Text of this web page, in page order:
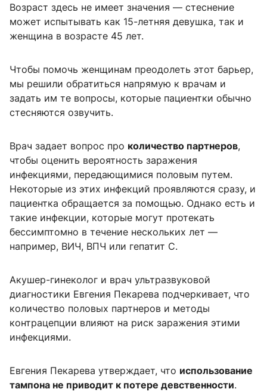
Возраст здесь не имеет значения — стеснение
может испытывать как 15-летняя девушка, так и
женщина в возрасте 45 лет.
Чтобы помочь женщинам преодолеть этот барьер,
мы решили обратиться напрямую к врачам и
задать им те вопросы, которые пациентки обычно
стесняются озвучить.
Врач задает вопрос про количество партнеров,
чтобы оценить вероятность заражения
инфекциями, передающимися половым путем.
Некоторые из этих инфекций проявляются сразу, и
пациентка обращается за помощью. Однако есть и
такие инфекции, которые могут протекать
бессимптомно в течение нескольких лет —
например, ВИЧ, ВПЧ или гепатит С.
Акушер-гинеколог и врач ультразвуковой
диагностики Евгения Пекарева подчеркивает, что
количество половых партнеров и методы
контрацепции влияют на риск заражения этими
инфекциями.
Евгения Пекарева утверждает, что использование
тампона не приводит к потере девственности.